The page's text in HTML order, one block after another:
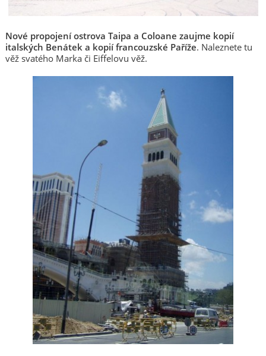
Nové propojení ostrova Taipa a Coloane zaujme kopií
italských Benátek a kopií francouzské Paříže. Naleznete tu
věž svatého Marka či Eiffelovu věž.